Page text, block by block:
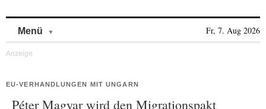
Menü Fr, 7. Aug 2026
EU-VERHANDLUNGEN MIT UNGARN
Péter Magyar wird den Migrationspakt